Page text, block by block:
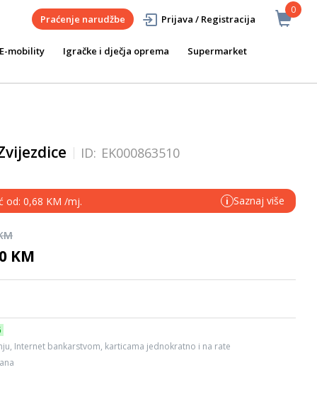
0
Praćenje narudžbe Prijava / Registracija
E-mobility Igračke i dječja oprema
Supermarket
ID: EK000863510
od: 0,68 KM /mj. i Saznaj više
KM
Internet bankarstvom, karticama jednokratno i na rate